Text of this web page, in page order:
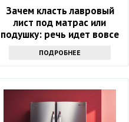
Зачем класть лавровый
лист под матрас или
подушку: речь идет вовсе
ПОДРОБНЕЕ